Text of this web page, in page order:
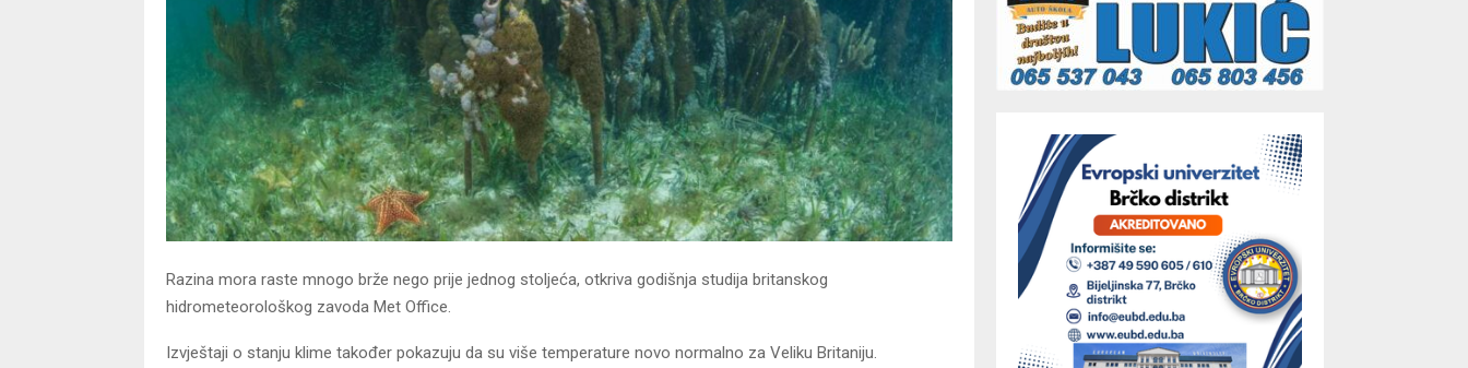
Razina mora raste mnogo brže nego prije jednog stoljeća, otkriva godišnja studija britanskog
hidrometeorološkog zavoda Met Office.
Izvještaji o stanju klime također pokazuju da su više temperature novo normalno za Veliku Britaniju.